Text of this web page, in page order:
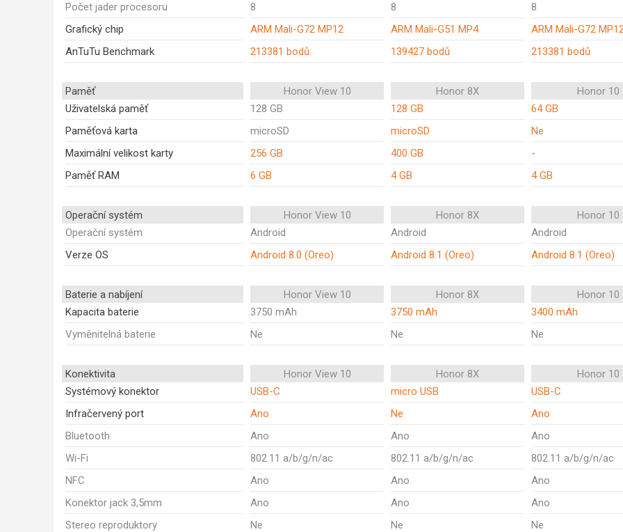
Počet jader procesoru
8 8
8
Grafický chip
ARM Mali-G72 MP12 ARM Mali-G51 MP4
ARM Mali-G72
AnTuTu Benchmark
213381 bodů 139427 bodů 213381 bodů
Paměť Honor View 10 Honor 8X
Honor 10
Uživatelská paměť
128 GB 128 GB
64 GB
Paměťová karta
microSD microSD
Ne
Maximální velikost karty
256 GB 400 GB
-
Paměť RAM
6 GB 4 GB 4 GB
Operační systém Honor View 10 Honor 8X
Honor 10
Operační systém
Android Android
Android
Verze OS
Android 8.0 (Oreo) Android 8.1 (Oreo) Android 8.1 (Oreo)
Baterie a nabíjení Honor View 10 Honor 8X
Honor 10
Kapacita baterie
3750 mAh 3750 mAh
3400 mAh
Vyměnitelná baterie
Ne Ne Ne
Konektivita Honor View 10 Honor 8X
Honor 10
Systémový konektor
USB-C micro USB
USB-C
Infračervený port
Ano Ne
Ano
Bluetooth
Ano Ano
Ano
Wi-Fi
802.11 a/b/g/n/ac 802.11 a/b/g/n/ac
802.11 a/b/g/n/ac
NFC
Ano Ano
Ano
Konektor jack 3,5mm
Ano Ano
Ano
Stereo reproduktory
Ne Ne
Ne